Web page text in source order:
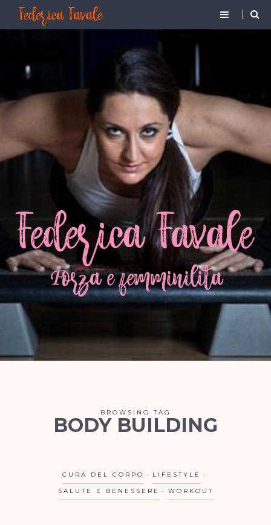
BROWSING TAG
BODY BUILDING
CURA DEL CORPO LIFESTYLE
SALUTE E BENESSERE WORKOUT